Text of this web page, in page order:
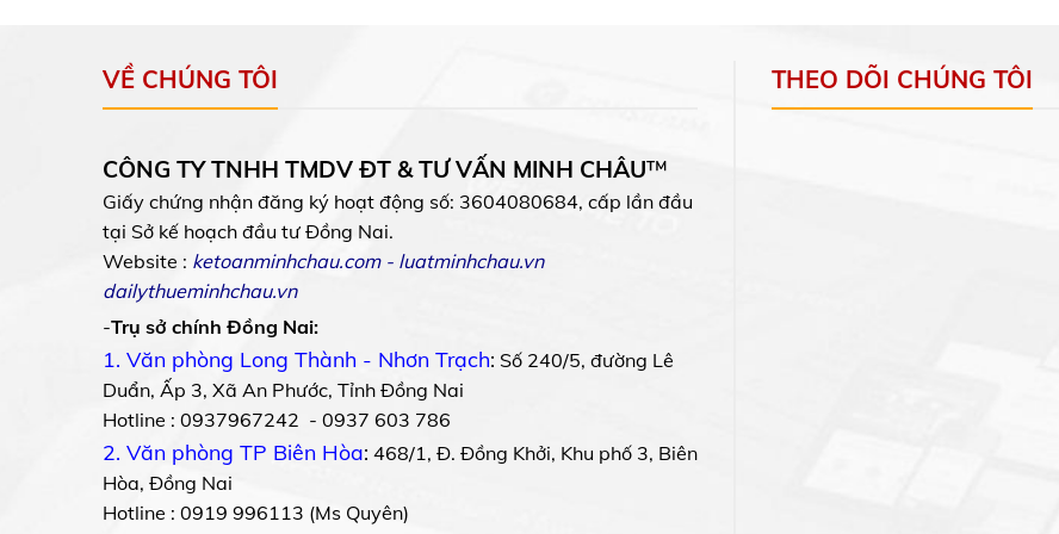
VỀ CHÚNG TÔI
CÔNG TY TNHH TMDV ĐT & TƯ VẤN MINH CHÂU™
Giấy chứng nhận đăng ký hoạt động số: 3604080684, cấp lần đầu
tại Sở kế hoạch đầu tư Đồng Nai.
Website : ketoanminhchau.com- luatminhchau.vn
dailythueminhchau.vn
-Trụ sở chính Đồng Nai:
1. Văn phòng Long Thành - Nhơn Trạch: Số 240/5, đường Lê
Duẩn, Ấp 3, Xã An Phước, Tỉnh Đồng Nai
Hotline : 0937967242 - 0937 603 786
2. Văn phòng TP Biên Hòa: 468/1, Đ. Đồng Khởi, Khu phố 3, Biên
Hòa, Đồng Nai
Hotline : 0919 996113 (Ms Quyên)
THEO DÕI CHÚNG TÔI